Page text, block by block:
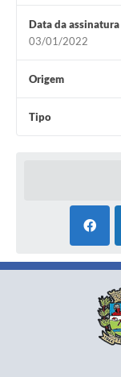
Data da assinatura
03/01/2022
Origem
Tipo